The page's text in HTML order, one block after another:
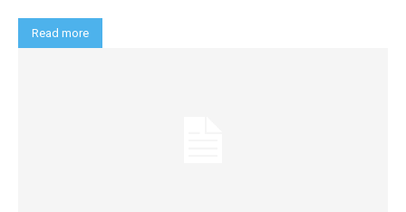
Read more